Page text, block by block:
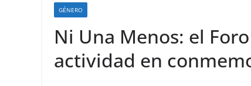
GÉNERO
Ni Una Menos: el
actividad en